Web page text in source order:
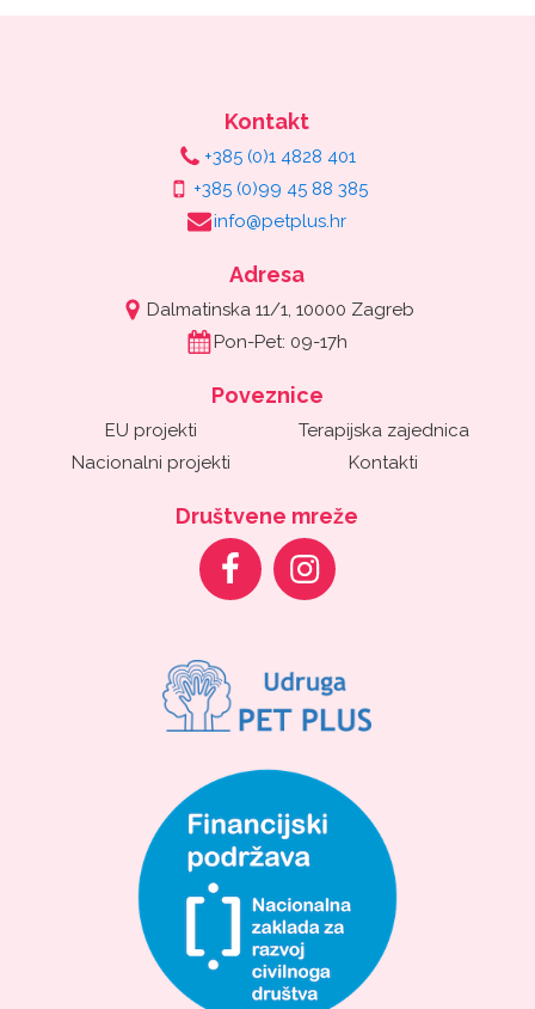
Kontakt
+385 (0)1 4828 401
+385 (0)99 45 88 385
info@petplus.hr
Adresa
Dalmatinska 11/1, 10000 Zagreb
Pon-Pet: 09-17h
Poveznice
EU projekti
Nacionalni projekti
Terapijska zajednica
Kontakti
Društvene mreže